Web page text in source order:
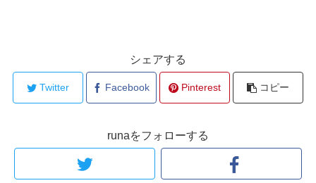
シェアする
Twitter Facebook Pinterest コピー
runaをフォローする